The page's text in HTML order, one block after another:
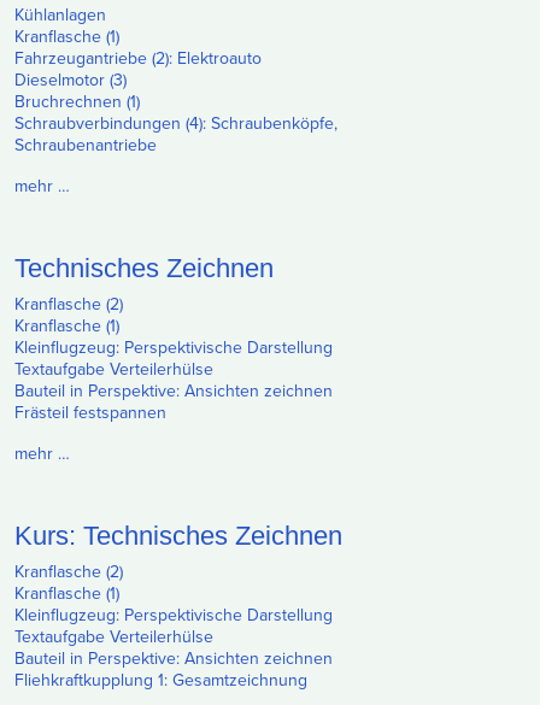
Kühlanlagen
Kranflasche (1)
Fahrzeugantriebe (2): Elektroauto
Dieselmotor (3)
Bruchrechnen (1)
Schraubverbindungen (4): Schraubenköpfe,
Schraubenantriebe
mehr …
Technisches Zeichnen
Kranflasche (2)
Kranflasche (1)
Kleinflugzeug: Perspektivische Darstellung
Textaufgabe Verteilerhülse
Bauteil in Perspektive: Ansichten zeichnen
Frästeil festspannen
mehr …
Kurs: Technisches Zeichnen
Kranflasche (2)
Kranflasche (1)
Kleinflugzeug: Perspektivische Darstellung
Textaufgabe Verteilerhülse
Bauteil in Perspektive: Ansichten zeichnen
Fliehkraftkupplung 1: Gesamtzeichnung